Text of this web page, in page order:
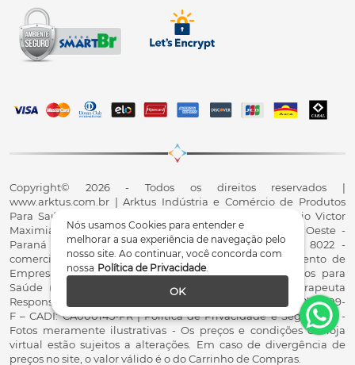
Nós usamos Cookies para entender e
melhorar a sua experiência de navegação pelo
nosso site. Ao continuar, você concorda com
nossa Política de Privacidade.
OK
Copyright© 2026 - Todos os direitos reservados |
www.arktus.com.br | Arktus Indústria e Comércio de Produtos
Para Saúde Ltda | CNPJ: 01.417.367/0001-78 | R. Antônio Victor
Maximiano, 107, Parque Industrial II, Santa Tereza do Oeste -
Paraná - CEP 85825-900 - Fale conosco: 0800 200 8022 -
comercial@arktus.com.br | Autorização de Funcionamento de
Empresa - AFE/ANVISA - Para Fabricação de Produtos para
Saúde (Correlatos): 8.02.844-5 (UX418X102741) - Fisioterapeuta
Responsável Técnico Dr. Alex Fernando Zani - Crefito8(PR): 8409-
F – CADI: CA000145-PR | Política de Privacidade e Segurança -
Fotos meramente ilustrativas - Os preços e condições da loja
virtual estão sujeitos a alterações. Em caso de divergência de
preços no site, o valor válido é o do Carrinho de Compras.